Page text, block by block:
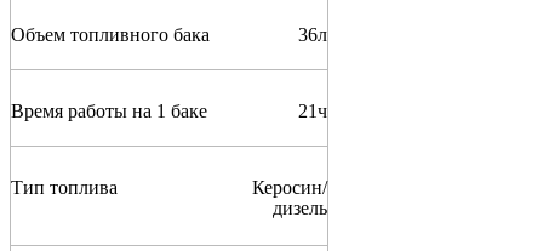
Объем топливного бака 36л
Время работы на 1 баке 21ч
Тип топлива
Керосин/
дизель